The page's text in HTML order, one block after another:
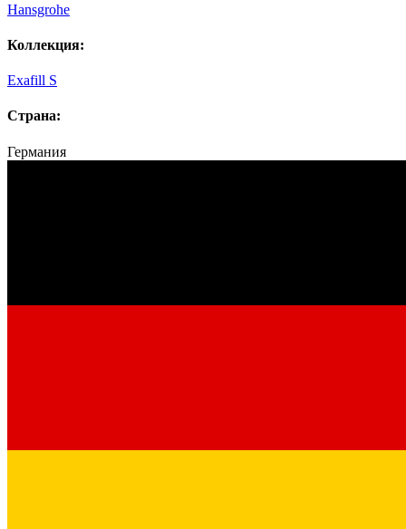
Hansgrohe
Коллекция:
Exafill S
Страна:
Германия